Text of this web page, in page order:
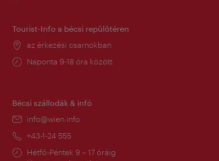
Tourist-Info a bécsi repülőtéren
Helyszín:
az érkezési csarnokban
Nyitva
Naponta 9-18 óra között
Bécsi szállodák & infó
E-
info@wien.info
Telefon:
+43-1-24 555
Nyitva
Hétfő-Péntek 9 – 17 óráig